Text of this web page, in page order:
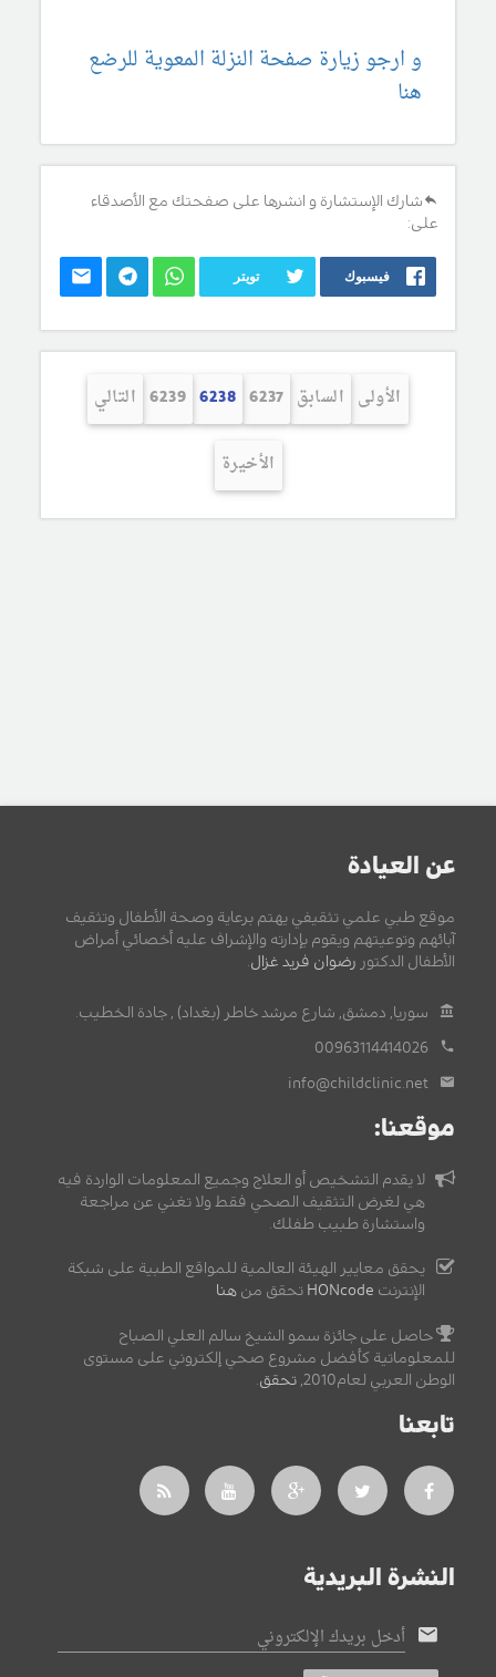
و ارجو زيارة صفحة النزلة المعوية للرضع
هنا
شارك الإستشارة و انشرها على صفحتك مع الأصدقاء
على:
فيسبوك تويتر
الأولى السابق 6237
6238
6239 التالي
الأخيرة
عن العيادة
موقع طبي علمي تثقيفي يهتم برعاية وصحة الأطفال وتثقيف
آبائهم وتوعيتهم ويقوم بإدارته والإشراف عليه أخصائي أمراض
الأطفال الدكتور رضوان فريد غزال.
سوريا, دمشق, شارع مرشد خاطر (بغداد) , جادة الخطيب.
00963114414026
info@childclinic.net
موقعنا:
لا يقدم التشخيص أو العلاج وجميع المعلومات الواردة فيه
هي لغرض التثقيف الصحي فقط ولا تغني عن مراجعة
واستشارة طبيب طفلك.
يحقق معايير الهيئة العالمية للمواقع الطبية على شبكة
الإنترنت HONcode تحقق من هنا
حاصل على جائزة سمو الشيخ سالم العلي الصباح
للمعلوماتية كأفضل مشروع صحي إلكتروني على مستوى
الوطن العربي لعام2010,
تحقق.
تابعنا
النشرة البريدية
أدخل بريدك الإلكتروني